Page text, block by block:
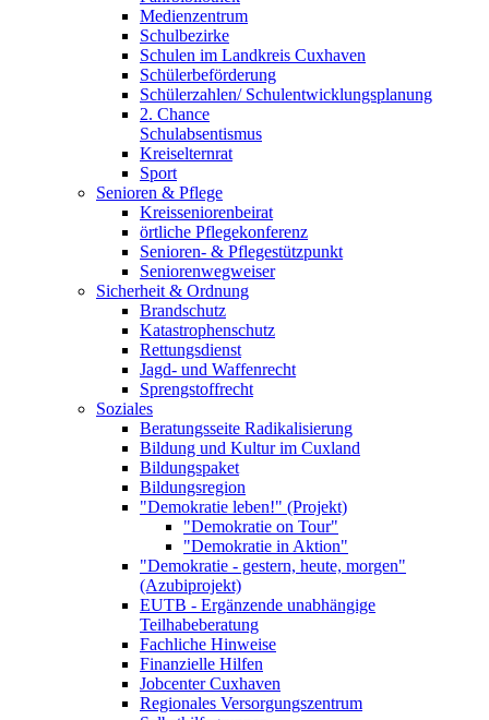
Medienzentrum
Schulbezirke
Schulen im Landkreis Cuxhaven
Schülerbeförderung
Schülerzahlen/ Schulentwicklungsplanung
2. Chance
Schulabsentismus
Kreiselternrat
Sport
Senioren & Pflege
Kreisseniorenbeirat
örtliche Pflegekonferenz
Senioren- & Pflegestützpunkt
Seniorenwegweiser
Sicherheit & Ordnung
Brandschutz
Katastrophenschutz
Rettungsdienst
Jagd- und Waffenrecht
Sprengstoffrecht
Soziales
Beratungsseite Radikalisierung
Bildung und Kultur im Cuxland
Bildungspaket
Bildungsregion
"Demokratie leben!" (Projekt)
"Demokratie on Tour"
"Demokratie in Aktion"
"Demokratie - gestern, heute, morgen"
(Azubiprojekt)
EUTB - Ergänzende unabhängige
Teilhabeberatung
Fachliche Hinweise
Finanzielle Hilfen
Jobcenter Cuxhaven
Regionales Versorgungszentrum